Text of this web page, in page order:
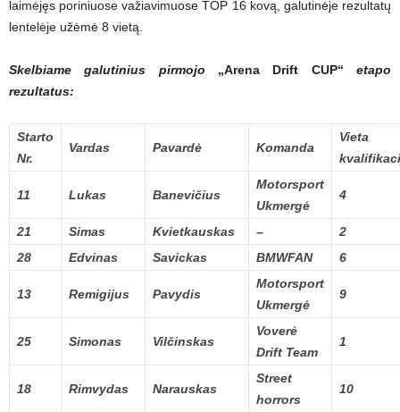
laimėjęs poriniuose važiavimuose TOP 16 kovą, galutinėje rezultatų
lentelėje užėmė 8 vietą.
Skelbiame galutinius pirmojo „Arena Drift CUP“ etapo
rezultatus:
Starto
Nr.
Vardas Pavardė Komanda
Vieta
11 Lukas Banevičius
Motorsport
Ukmergė
4
21 Simas Kvietkauskas –
2
28
Edvinas Savickas BMWFAN 6
13 Remigijus Pavydis
Motorsport
Ukmergė
9
25 Simonas Vilčinskas
Voverė
Drift Team
1
18 Rimvydas Narauskas
Street
horrors
10